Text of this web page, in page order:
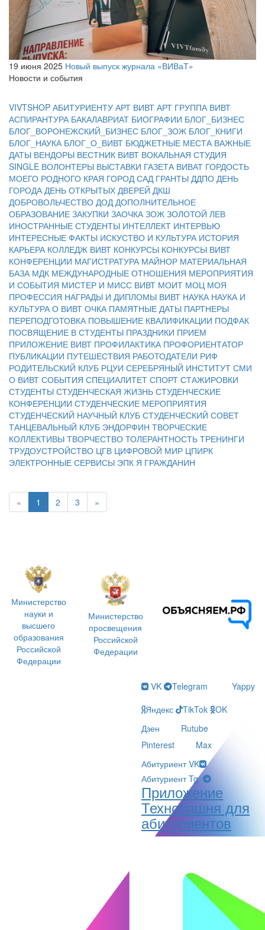
19 июня 2025 Новый выпуск журнала «ВИВаТ»
Новости и события
VIVTSHOP АБИТУРИЕНТУ АРТ ВИВТ АРТ ГРУППА ВИВТ
АСПИРАНТУРА БАКАЛАВРИАТ БИОГРАФИИ БЛОГ_БИЗНЕС
БЛОГ_ВОРОНЕЖСКИЙ_БИЗНЕС БЛОГ_ЗОЖ БЛОГ_КНИГИ
БЛОГ_НАУКА БЛОГ_О_ВИВТ БЮДЖЕТНЫЕ МЕСТА ВАЖНЫЕ
ДАТЫ ВЕНДОРЫ ВЕСТНИК ВИВТ ВОКАЛЬНАЯ СТУДИЯ
SINGLE ВОЛОНТЕРЫ ВЫСТАВКИ ГАЗЕТА ВИВАТ ГОРДОСТЬ
МОЕГО РОДНОГО КРАЯ ГОРОД САД ГРАНТЫ ДДПО ДЕНЬ
ГОРОДАДЕНЬ ОТКРЫТЫХ ДВЕРЕЙ ДКШ
ДОБРОВОЛЬЧЕСТВО ДОДДОПОЛНИТЕЛЬНОЕ
ОБРАЗОВАНИЕ ЗАКУПКИ ЗАОЧКАЗОЖ ЗОЛОТОЙ ЛЕВ
ИНОСТРАННЫЕ СТУДЕНТЫ ИНТЕЛЛЕКТ ИНТЕРВЬЮ
ИНТЕРЕСНЫЕ ФАКТЫ ИСКУСТВО И КУЛЬТУРА ИСТОРИЯ
КАРЬЕРА КОЛЛЕДЖ ВИВТ КОНКУРСЫ КОНКУРСЫ ВИВТ
КОНФЕРЕНЦИИ МАГИСТРАТУРА МАЙНОР МАТЕРИАЛЬНАЯ
БАЗА МДК МЕЖДУНАРОДНЫЕ ОТНОШЕНИЯ МЕРОПРИЯТИЯ
И СОБЫТИЯ МИСТЕР И МИСС ВИВТ МОИТ МОЦ МОЯ
ПРОФЕССИЯ НАГРАДЫ И ДИПЛОМЫ ВИВТ НАУКА НАУКА И
КУЛЬТУРАО ВИВТ ОЧКА ПАМЯТНЫЕ ДАТЫ ПАРТНЕРЫ
ПЕРЕПОДГОТОВКА ПОВЫШЕНИЕ КВАЛИФИКАЦИИ ПОДФАК
ПОСВЯЩЕНИЕ В СТУДЕНТЫ ПРАЗДНИКИ ПРИЕМ
ПРИЛОЖЕНИЕ ВИВТ ПРОФИЛАКТИКА ПРОФОРИЕНТАТОР
ПУБЛИКАЦИИ ПУТЕШЕСТВИЯ РАБОТОДАТЕЛИ РИФ
РОДИТЕЛЬСКИЙ КЛУБ РЦУИ СЕРЕБРЯНЫЙ ИНСТИТУТ СМИ
О ВИВТ СОБЫТИЯ СПЕЦИАЛИТЕТ СПОРТ СТАЖИРОВКИ
СТУДЕНТЫ СТУДЕНЧЕСКАЯ ЖИЗНЬ СТУДЕНЧЕСКИЕ
КОНФЕРЕНЦИИ СТУДЕНЧЕСКИЕ МЕРОПРИЯТИЯ
СТУДЕНЧЕСКИЙ НАУЧНЫЙ КЛУБ СТУДЕНЧЕСКИЙ СОВЕТ
ТАНЦЕВАЛЬНЫЙ КЛУБ ЭНДОРФИН ТВОРЧЕСКИЕ
КОЛЛЕКТИВЫ ТВОРЧЕСТВО ТОЛЕРАНТНОСТЬ ТРЕНИНГИ
ТРУДОУСТРОЙСТВО ЦГВ ЦИФРОВОЙ МИР ЦПИРК
ЭЛЕКТРОННЫЕ СЕРВИСЫ ЭПК Я ГРАЖДАНИН
« 1 2 3 »
Министерство
науки и
высшего
образования
Российской
Федерации
Министерство
просвещения
Российской
Федерации
VK Telegram
Yappy
Яндекс
TikTok
OK
Дзен
Rutube
Pinterest
Max
Абитуриент VK
Абитуриент Tg
Приложение
Технобашня для
абитуриентов